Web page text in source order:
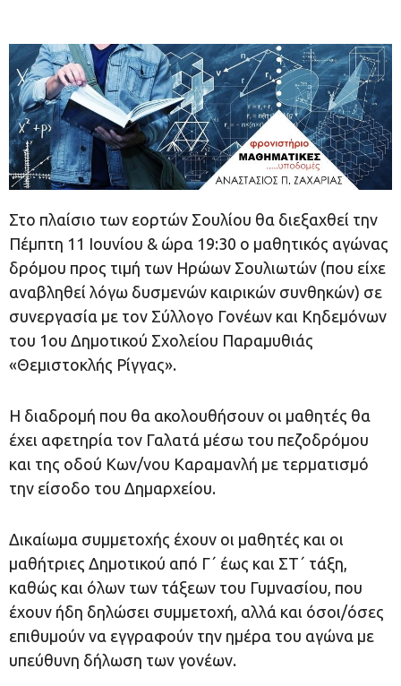
Στο πλαίσιο των εορτών Σουλίου θα διεξαχθεί την
Πέμπτη 11 Ιουνίου & ώρα 19:30 ο μαθητικός αγώνας
δρόμου προς τιμή των Ηρώων Σουλιωτών (που είχε
αναβληθεί λόγω δυσμενών καιρικών συνθηκών) σε
συνεργασία με τον Σύλλογο Γονέων και Κηδεμόνων
του 1ου Δημοτικού Σχολείου Παραμυθιάς
«Θεμιστοκλής Ρίγγας».
Η διαδρομή που θα ακολουθήσουν οι μαθητές θα
έχει αφετηρία τον Γαλατά μέσω του πεζοδρόμου
και της οδού Κων/νου Καραμανλή με τερματισμό
την είσοδο του Δημαρχείου.
Δικαίωμα συμμετοχής έχουν οι μαθητές και οι
μαθήτριες Δημοτικού από Γ΄ έως και ΣΤ΄ τάξη,
καθώς και όλων των τάξεων του Γυμνασίου, που
έχουν ήδη δηλώσει συμμετοχή, αλλά και όσοι/όσες
επιθυμούν να εγγραφούν την ημέρα του αγώνα με
υπεύθυνη δήλωση των γονέων.